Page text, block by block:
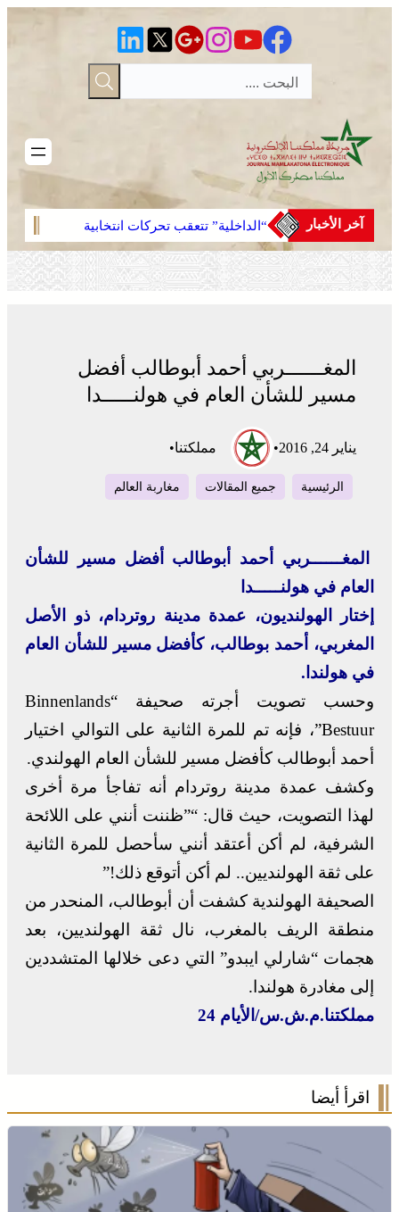
آخر الأخبار
“الداخلية” تتعقب تحركات انتخابية
مبكرة
المغــــــربي أحمد أبوطالب أفضل
مسير للشأن العام في هولنـــــدا
يناير 24, 2016 • مملكتنا•
الرئيسية جميع المقالات مغاربة العالم
المغــــــربي أحمد أبوطالب أفضل مسير للشأن
العام في هولنـــــدا
إختار الهولنديون، عمدة مدينة روتردام، ذو الأصل
المغربي، أحمد بوطالب، كأفضل مسير للشأن العام
في هولندا.
وحسب تصويت أجرته صحيفة “Binnenlands
Bestuur”، فإنه تم للمرة الثانية على التوالي اختيار
أحمد أبوطالب كأفضل مسير للشأن العام الهولندي.
وكشف عمدة مدينة روتردام أنه تفاجأ مرة أخرى
لهذا التصويت، حيث قال: “”ظننت أنني على اللائحة
الشرفية، لم أكن أعتقد أنني سأحصل للمرة الثانية
على ثقة الهولنديين.. لم أكن أتوقع ذلك!”
الصحيفة الهولندية كشفت أن أبوطالب، المنحدر من
منطقة الريف بالمغرب، نال ثقة الهولنديين، بعد
هجمات “شارلي ايبدو” التي دعى خلالها المتشددين
إلى مغادرة هولندا.
مملكتنا.م.ش.س/الأيام 24
اقرأ أيضا